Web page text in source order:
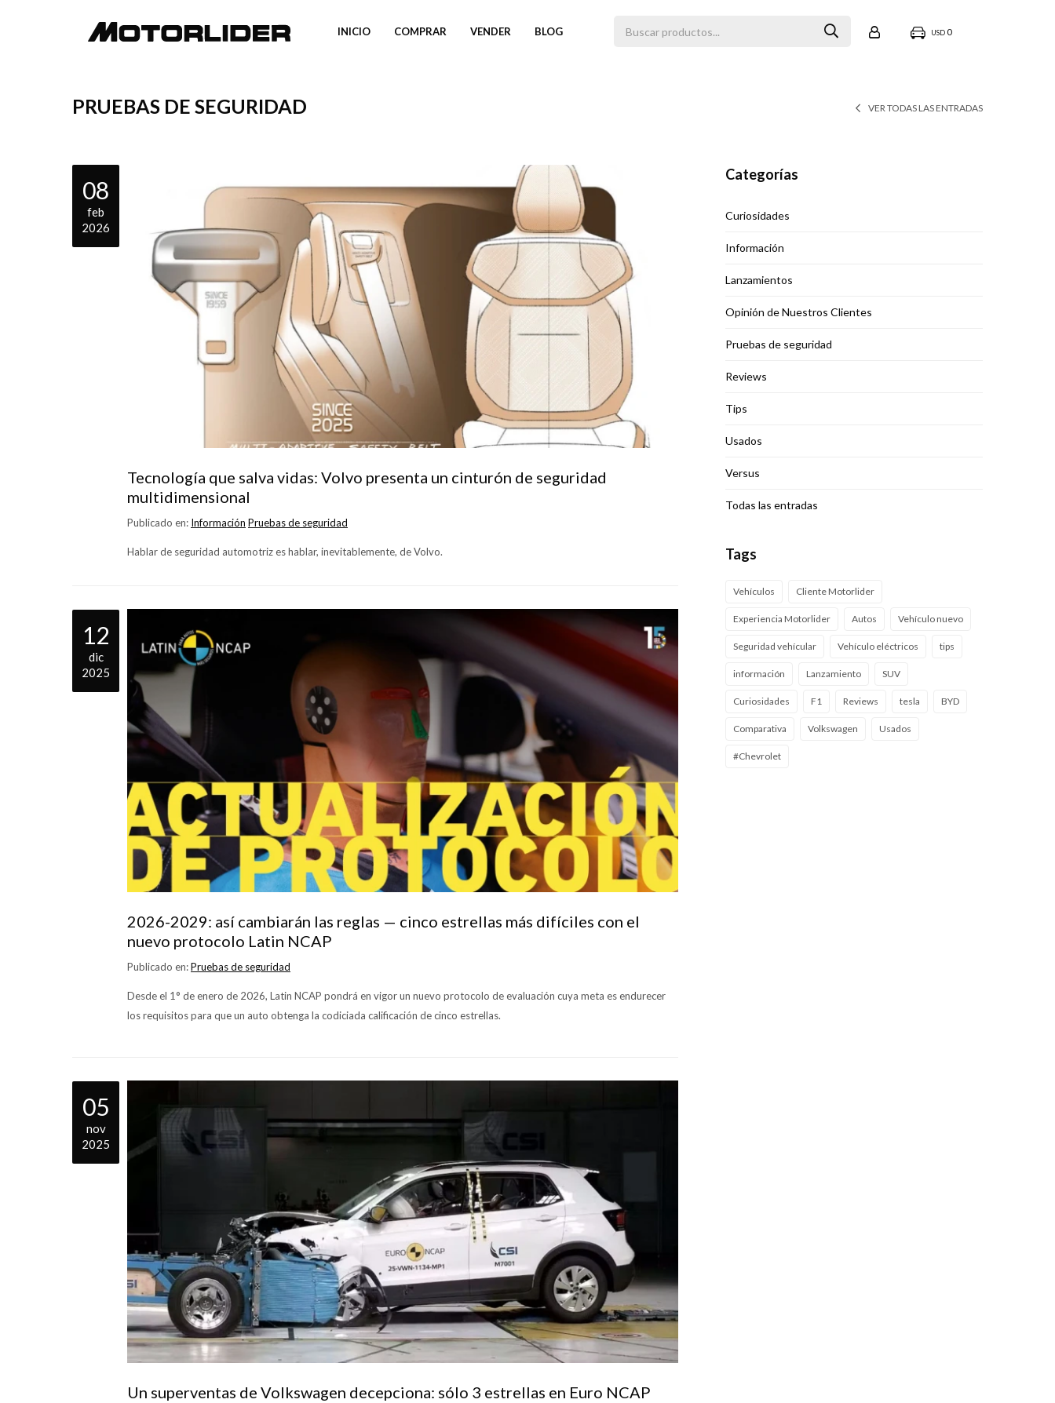
INICIO COMPRAR VENDER BLOG USD 0
PRUEBAS DE SEGURIDAD VER TODAS LAS ENTRADAS
Tecnología que salva vidas: Volvo presenta un cinturón de seguridad
multidimensional
08
feb
2026
Publicado en: Información Pruebas de seguridad
Hablar de seguridad automotriz es hablar, inevitablemente, de Volvo.
2026-2029: así cambiarán las reglas — cinco estrellas más difíciles con el
nuevo protocolo Latin NCAP
12
dic
2025
Publicado en:Pruebas de seguridad
Desde el 1° de enero de 2026, Latin NCAP pondrá en vigor un nuevo protocolo de evaluación cuya meta es endurecer
los requisitos para que un auto obtenga la codiciada calificación de cinco estrellas.
Un superventas de Volkswagen decepciona: sólo 3 estrellas en Euro NCAP
05
nov
2025
Categorías
Curiosidades
Información
Lanzamientos
Opinión de Nuestros Clientes
Pruebas de seguridad
Reviews
Tips
Usados
Versus
Todas las entradas
Tags
Vehículos Cliente Motorlider
Experiencia Motorlider Autos Vehículo nuevo
Seguridad vehícular Vehículo eléctricos tips
información Lanzamiento SUV
Curiosidades F1 Reviews tesla BYD
Comparativa Volkswagen Usados
#Chevrolet